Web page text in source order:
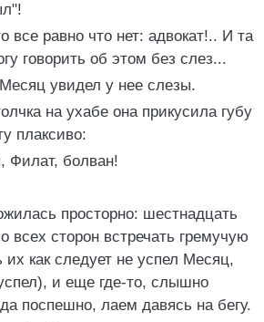
все равно что нет: адвокат!.. И та
говорить об этом без слез...
увидел у нее слезы.
на ухабе она прикусила губу
плаксиво:
Филат, болван!
просторно: шестнадцать
всех сторон встречать гремучую
их как следует не успел Месяц,
и еще где-то, слышно
поспешно, лаем давясь на бегу.